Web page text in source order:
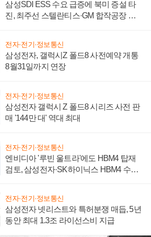
삼성SDI ESS 수요 급증에 북미 증설 타
진, 최주선 스텔란티스·GM 합작공장 건
전자·전기·정보통신
삼성전자, 갤럭시Z 폴드8 사전예약 개통
8월31일까지 연장
전자·전기·정보통신
삼성전자 갤럭시 Z 폴드8 시리즈 사전 판
매 '144만 대' 역대 최대
전자·전기·정보통신
엔비디아 '루빈 울트라'에도 HBM4 탑재
검토, 삼성전자·SK하이닉스 HBM4 수율
전자·전기·정보통신
삼성전자 넷리스트와 특허분쟁 매듭, 5년
동안 최대 1.3조 라이선스비 지급